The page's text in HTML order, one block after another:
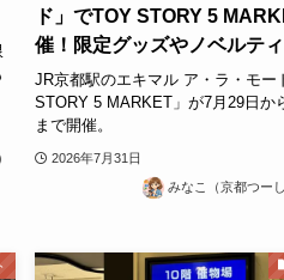
ド」でTOY STORY 5
催！限定グッズやノベルテ
JR京都駅のエキマル ア・ラ・モー
STORY 5 MARKET」が7月29日か
まで開催。
2026年7月31日
みなこ（京都つー